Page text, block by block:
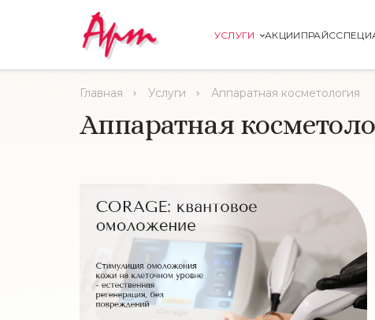
УСЛУГИ АКЦИИ ПРАЙС
Главная Услуги Аппаратная косметология
Аппаратная